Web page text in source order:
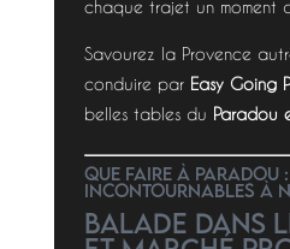
chaque trajet un moment
Savourez la Provence
conduire par Easy Going
belles tables du Paradou
Que faire à Paradou
incontournables à
Balade dans